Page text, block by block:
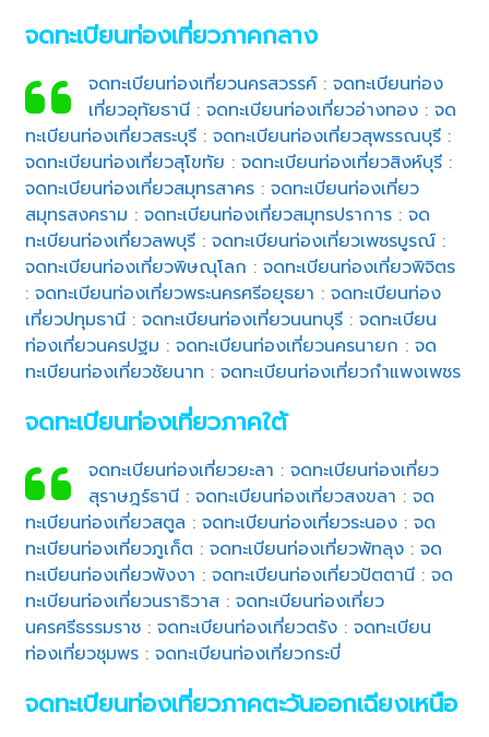
จดทะเบียนท่องเที่ยวภาคกลาง
จดทะเบียนท่องเที่ยวนครสวรรค์: จดทะเบียนท่อง
เที่ยวอุทัยธานี: จดทะเบียนท่องเที่ยวอ่างทอง: จด
ทะเบียนท่องเที่ยวสระบุรี :จดทะเบียนท่องเที่ยวสุพรรณบุรี :
จดทะเบียนท่องเที่ยวสุโขทัย :จดทะเบียนท่องเที่ยวสิงห์บุรี :
จดทะเบียนท่องเที่ยวสมุทรสาคร :จดทะเบียนท่องเที่ยว
สมุทรสงคราม :จดทะเบียนท่องเที่ยวสมุทรปราการ :จด
ทะเบียนท่องเที่ยวลพบุรี :จดทะเบียนท่องเที่ยวเพชรบูรณ์ :
จดทะเบียนท่องเที่ยวพิษณุโลก :จดทะเบียนท่องเที่ยวพิจิตร
:จดทะเบียนท่องเที่ยวพระนครศรีอยุธยา :จดทะเบียนท่อง
เที่ยวปทุมธานี :จดทะเบียนท่องเที่ยวนนทบุรี :จดทะเบียน
ท่องเที่ยวนครปฐม :จดทะเบียนท่องเที่ยวนครนายก :จด
ทะเบียนท่องเที่ยวชัยนาท :จดทะเบียนท่องเที่ยวกำแพงเพชร
จดทะเบียนท่องเที่ยวภาคใต้
จดทะเบียนท่องเที่ยวยะลา : จดทะเบียนท่องเที่ยว
สุราษฎร์ธานี: จดทะเบียนท่องเที่ยวสงขลา : จด
ทะเบียนท่องเที่ยวสตูล :จดทะเบียนท่องเที่ยวระนอง :จด
ทะเบียนท่องเที่ยวภูเก็ต :จดทะเบียนท่องเที่ยวพัทลุง :จด
ทะเบียนท่องเที่ยวพังงา :จดทะเบียนท่องเที่ยวปัตตานี :จด
ทะเบียนท่องเที่ยวนราธิวาส :จดทะเบียนท่องเที่ยว
นครศรีธรรมราช :จดทะเบียนท่องเที่ยวตรัง :จดทะเบียน
ท่องเที่ยวชุมพร :จดทะเบียนท่องเที่ยวกระบี่
จดทะเบียนท่องเที่ยวภาคตะวันออกเฉียงเหนือ